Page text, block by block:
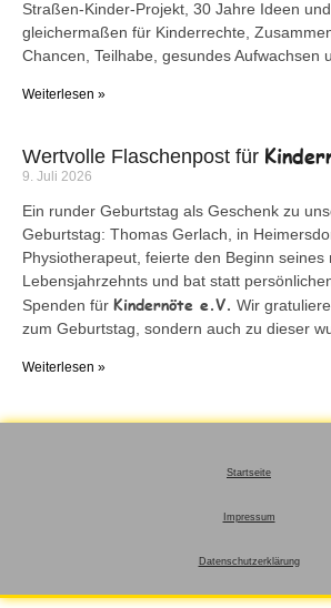
Straßen-Kinder-Projekt, 30 Jahre Ideen
gleichermaßen für Kinderrechte,
Chancen, Teilhabe, gesundes Aufwachsen
Weiterlesen »
Wertvolle Flaschenpost für
9. Juli 2026
Ein runder Geburtstag als Geschenk zu
Geburtstag: Thomas Gerlach, in
Physiotherapeut, feierte den Beginn seines
Lebensjahrzehnts und bat statt
Spenden für Kindernöte e.V. Wir
zum Geburtstag, sondern auch zu dieser
Weiterlesen »
Startseite
Impressum
Datenschutzerklärung